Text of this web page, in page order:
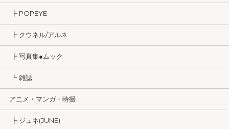
┣ POPEYE
┣ クウネル/アルネ
┣ 写真集●ムック
┗ 雑誌
アニメ・マンガ・特撮
┣ ジュネ(JUNE)